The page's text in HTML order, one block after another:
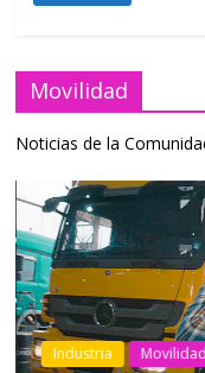
Movilidad
Noticias de la
Industria Movilidad